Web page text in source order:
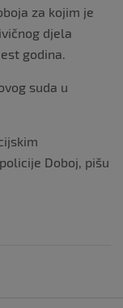
za kojim je
djela
godina.
suda u
Doboj, pišu